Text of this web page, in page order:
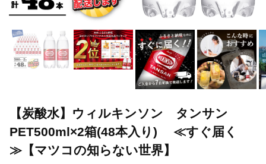
【炭酸水】ウィルキンソン タンサン
PET500ml×2箱(48本入り) ≪すぐ届く
≫【マツコの知らない世界】